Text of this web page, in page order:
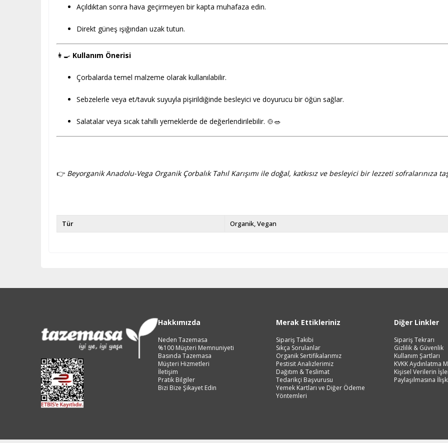
Açıldıktan sonra hava geçirmeyen bir kapta muhafaza edin.
Direkt güneş ışığından uzak tutun.
👩‍🍳 Kullanım Önerisi
Çorbalarda temel malzeme olarak kullanılabilir.
Sebzelerle veya et/tavuk suyuyla pişirildiğinde besleyici ve doyurucu bir öğün sağlar.
Salatalar veya sıcak tahıllı yemeklerde de değerlendirilebilir. 🍲🥗
👉 Beyorganik Anadolu-Vega Organik Çorbalık Tahıl Karışımı ile doğal, katkısız ve besleyici bir lezzeti sofralarınıza
Tür Organik Vegan
Hakkımızda
Neden Tazemasa
%100 Müşteri Memnuniyeti
Basında Tazemasa
Müşteri Hizmetleri
İletişim
Pratik Bilgiler
Bizi Bize Şikayet Edin
Merak Ettikleriniz
Sipariş Takibi
Sıkça Sorulanlar
Organik Sertifikalarımız
Pestisit Analizlerimiz
Dağıtım & Teslimat
Tedarikçi Başvurusu
Yemek Kartları ve Diğer Ödeme
Yöntemleri
Diğer Linkler
Sipariş Tekrarı
Gizlilik & Güvenlik
Kullanım Şartları
KVKK Aydınlatma
Kişisel Verilerin
Paylaşılmasına